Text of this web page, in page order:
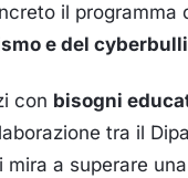
il programma
e del
con bisogni
tra il
a superare